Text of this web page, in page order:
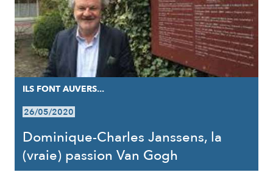
ILS FONT AUVERS...
26/05/2020
Dominique-Charles Janssens, la
(vraie) passion Van Gogh